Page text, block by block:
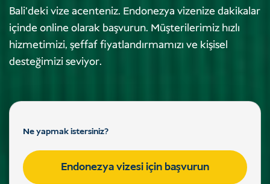
Bali'deki vize acenteniz. Endonezya vizenize dakikalar
içinde online olarak başvurun. Müşterilerimiz hızlı
hizmetimizi, şeffaf fiyatlandırmamızı ve kişisel
desteğimizi seviyor.
Ne yapmak istersiniz?
Endonezya vizesi için başvurun